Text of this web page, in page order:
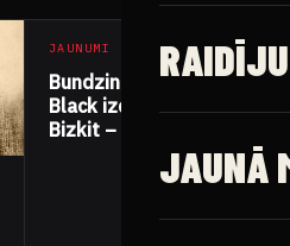
JAUNĀ
JAUNUMI
Bundzinieks Ren
Black izdod Limp
Bizkit – “Livin it up”
bungu cover versiju